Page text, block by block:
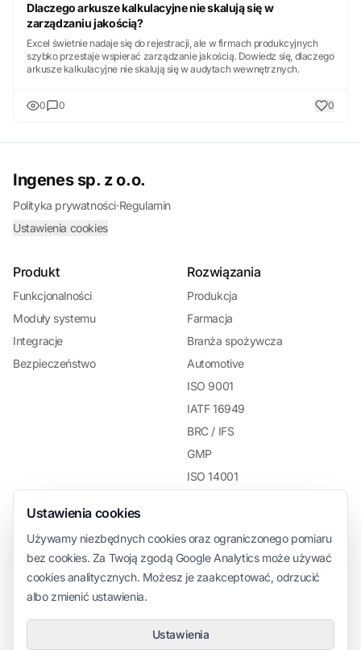
Dlaczego arkusze kalkulacyjne nie skalują się w
zarządzaniu jakością?
Excel świetnie nadaje się do rejestracji, ale w firmach produkcyjnych
szybko przestaje wspierać zarządzanie jakością. Dowiedz się, dlaczego
arkusze kalkulacyjne nie skalują się w audytach wewnętrznych.
0 0 0
Ingenes sp. z o.o.
Polityka prywatności·Regulamin
Ustawienia cookies
Produkt
Funkcjonalności
Moduły systemu
Integracje
Bezpieczeństwo
Rozwiązania
Produkcja
Farmacja
Branża spożywcza
Automotive
ISO 9001
IATF 16949
BRC / IFS
GMP
ISO 14001
Zasoby
Blog
Dokumentacja
Firma
O nas
Ustawienia cookies
Używamy niezbędnych cookies oraz ograniczonego pomiaru
bez cookies. Za Twoją zgodą Google Analytics może używać
cookies analitycznych. Możesz je zaakceptować, odrzucić
albo zmienić ustawienia.
Ustawienia